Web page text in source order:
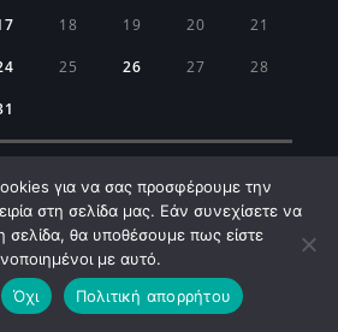
18 19 20 21
25 26 27 28
of Koropi © 2026
για να σας προσφέρουμε την
στη σελίδα μας. Εάν συνεχίσετε να
σελίδα, θα υποθέσουμε πως είστε
με αυτό.
Όχι Πολιτική απορρήτου